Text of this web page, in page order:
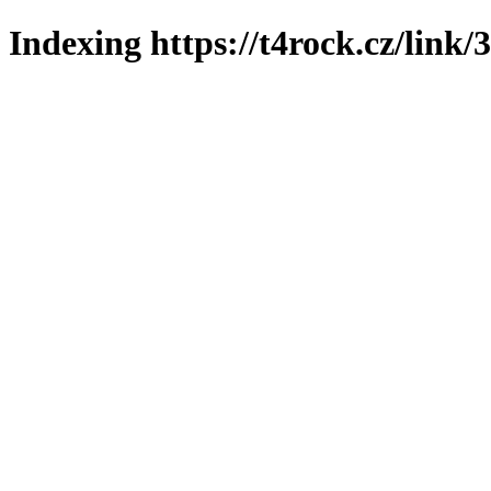
Indexing https://t4rock.cz/link/